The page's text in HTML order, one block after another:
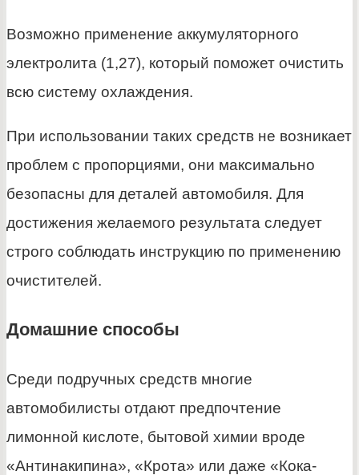
Возможно применение аккумуляторного
электролита (1,27), который поможет очистить
всю систему охлаждения.
При использовании таких средств не возникает
проблем с пропорциями, они максимально
безопасны для деталей автомобиля. Для
достижения желаемого результата следует
строго соблюдать инструкцию по применению
очистителей.
Домашние способы
Среди подручных средств многие
автомобилисты отдают предпочтение
лимонной кислоте, бытовой химии вроде
«Антинакипина», «Крота» или даже «Кока-